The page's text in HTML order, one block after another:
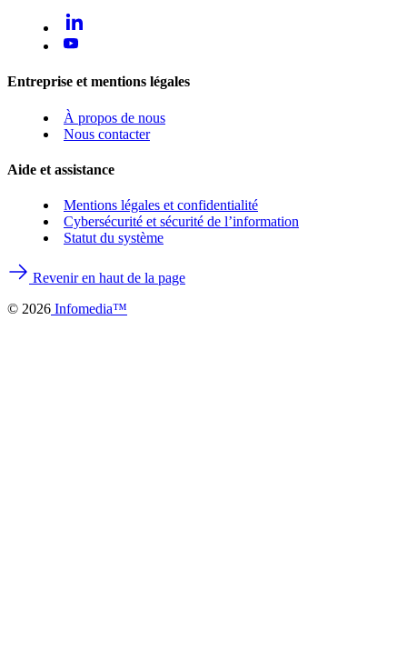
Entreprise et mentions légales
À propos de nous
Nous contacter
Aide et assistance
Mentions légales et confidentialité
Cybersécurité et sécurité de l’information
Statut du système
Revenir en haut de la page
© 2026 Infomedia™